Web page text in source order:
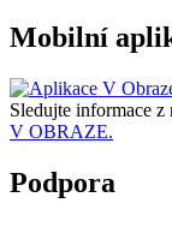
Mobilní
Sledujte informace z
V OBRAZE.
Podpora